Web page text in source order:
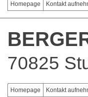
Homepage Kontakt
70825
Homepage Kontakt